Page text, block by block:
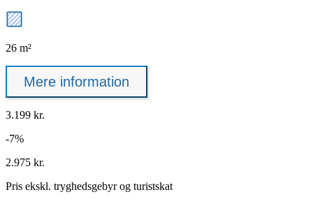
26 m²
Mere information
3.199 kr.
-7%
2.975 kr.
Pris ekskl. tryghedsgebyrog turistskat